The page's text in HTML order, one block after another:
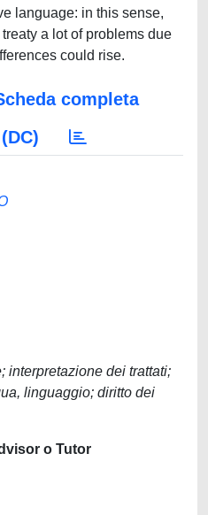
language: in this sense,
a lot of problems due
could rise.
completa
interpretazione dei trattati;
linguaggio; diritto dei
o Tutor